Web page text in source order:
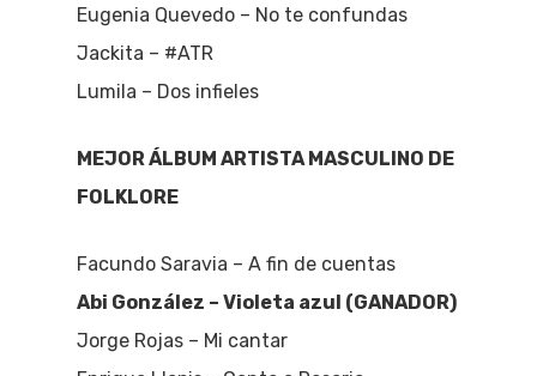
Eugenia Quevedo – No te confundas
Jackita – #ATR
Lumila – Dos infieles
MEJOR ÁLBUM ARTISTA MASCULINO DE
FOLKLORE
Facundo Saravia – A fin de cuentas
Abi González – Violeta azul (GANADOR)
Jorge Rojas – Mi cantar